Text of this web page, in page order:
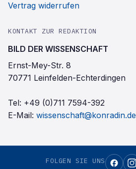
Vertrag widerrufen
KONTAKT ZUR REDAKTION
BILD DER WISSENSCHAFT
Ernst-Mey-Str. 8
70771 Leinfelden-Echterdingen
Tel: +49 (0)711 7594-392
E-Mail: wissenschaft@konradin.de
FOLGEN SIE UNS